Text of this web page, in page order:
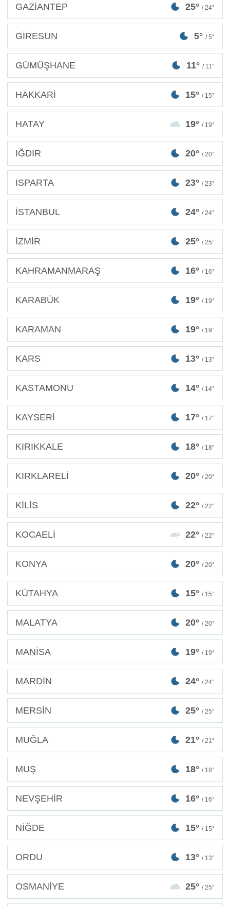
GAZİANTEP 25° / 24°
GİRESUN 5° / 5°
GÜMÜŞHANE 11° / 11°
HAKKARİ 15° / 15°
HATAY 19° / 19°
IĞDIR 20° / 20°
ISPARTA 23° / 23°
İSTANBUL 24° / 24°
İZMİR 25° / 25°
KAHRAMANMARAŞ 16° / 16°
KARABÜK 19° / 19°
KARAMAN 19° / 19°
KARS 13° / 13°
KASTAMONU 14° / 14°
KAYSERİ 17° / 17°
KIRIKKALE 18° / 18°
KIRKLARELİ 20° / 20°
KİLİS 22° / 22°
KOCAELİ 22° / 22°
KONYA 20° / 20°
KÜTAHYA 15° / 15°
MALATYA 20° / 20°
MANİSA 19° / 19°
MARDİN 24° / 24°
MERSİN 25° / 25°
MUĞLA 21° / 21°
MUŞ 18° / 18°
NEVŞEHİR 16° / 16°
NİĞDE 15° / 15°
ORDU 13° / 13°
OSMANİYE 25° / 25°